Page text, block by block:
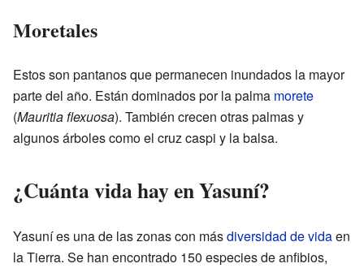
Moretales
Estos son pantanos que permanecen inundados la mayor
parte del año. Están dominados por la palma morete
(Mauritia flexuosa). También crecen otras palmas y
algunos árboles como el cruz caspi y la balsa.
¿Cuánta vida hay en Yasuní?
Yasuní es una de las zonas con másdiversidad de vidaen
la Tierra. Se han encontrado 150 especies de anfibios,